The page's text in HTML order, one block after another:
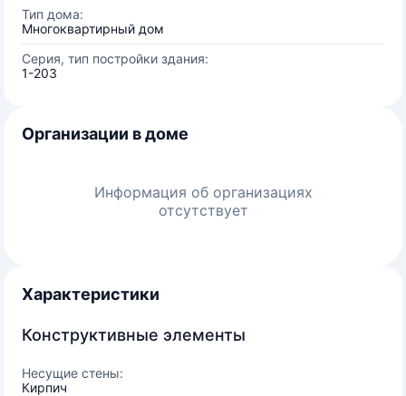
Тип дома:
Многоквартирный дом
Серия, тип постройки здания:
1-203
Организации в доме
Информация об организациях
отсутствует
Характеристики
Конструктивные элементы
Несущие стены:
Кирпич